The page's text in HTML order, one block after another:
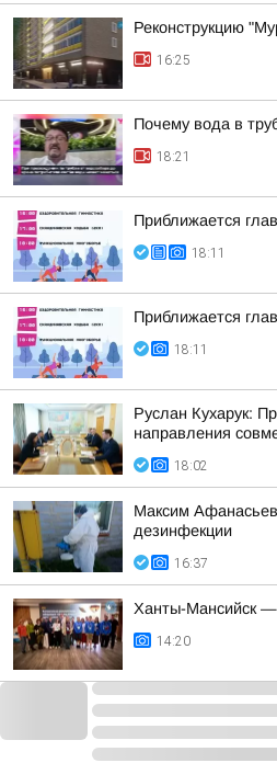
Реконструкцию
16:25
Почему вода в
18:21
Приближается
18:11
Приближается
18:11
Руслан Кухарук:
направления
18:02
Максим
дезинфекции
16:37
Ханты-Мансийск
14:20